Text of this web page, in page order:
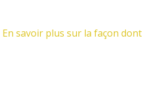
En savoir plus sur la façon